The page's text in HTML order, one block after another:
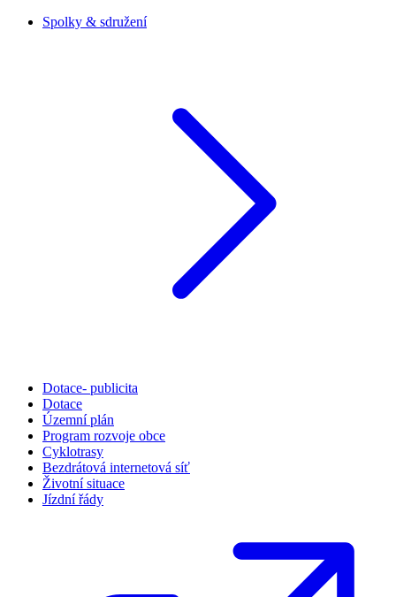
Spolky & sdružení
Dotace- publicita
Dotace
Územní plán
Program rozvoje obce
Cyklotrasy
Bezdrátová internetová síť
Životní situace
Jízdní řády